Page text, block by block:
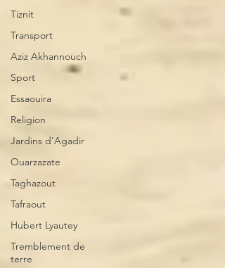
Tiznit
Transport
Aziz Akhannouch
Sport
Essaouira
Religion
Jardins d'Agadir
Ouarzazate
Taghazout
Tafraout
Hubert Lyautey
Tremblement de
terre